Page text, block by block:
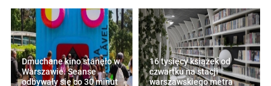
Dmuchane kino stanęło w
Warszawie. Seanse
odbywały się co 30 minut
16 tysięcy książek od
czwartku na stacji
warszawskiego metra